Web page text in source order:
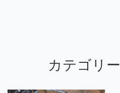
カテゴリ